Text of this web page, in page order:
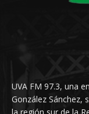
UVA FM 97.3, una
González Sánchez,